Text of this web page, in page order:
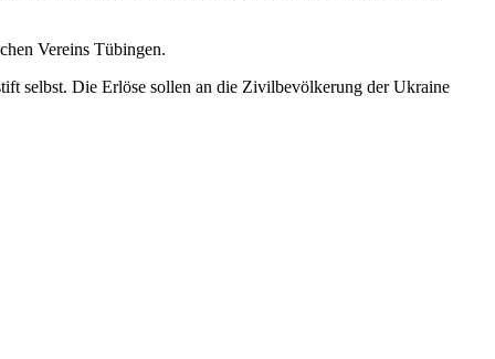
Vereins Tübingen.
selbst. Die Erlöse sollen an die Zivilbevölkerung der Ukraine